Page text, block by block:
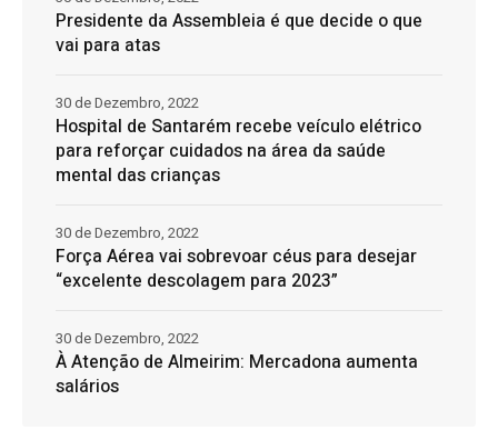
Presidente da Assembleia é que decide o que
vai para atas
Hospital de Santarém recebe veículo elétrico
para reforçar cuidados na área da saúde
mental das crianças
30 de Dezembro, 2022
Força Aérea vai sobrevoar céus para desejar
“excelente descolagem para 2023”
30 de Dezembro, 2022
À Atenção de Almeirim: Mercadona aumenta
salários
30 de Dezembro, 2022